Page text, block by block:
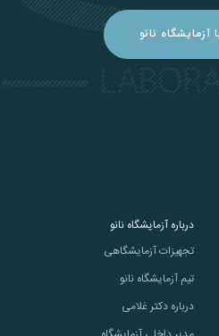
آزمایشگاه نانو
درباره آزمایشگاه نانو
تجهیزات آزمایشگاهی
تیم آزمایشگاه نانو
درباره دکتر غلامی